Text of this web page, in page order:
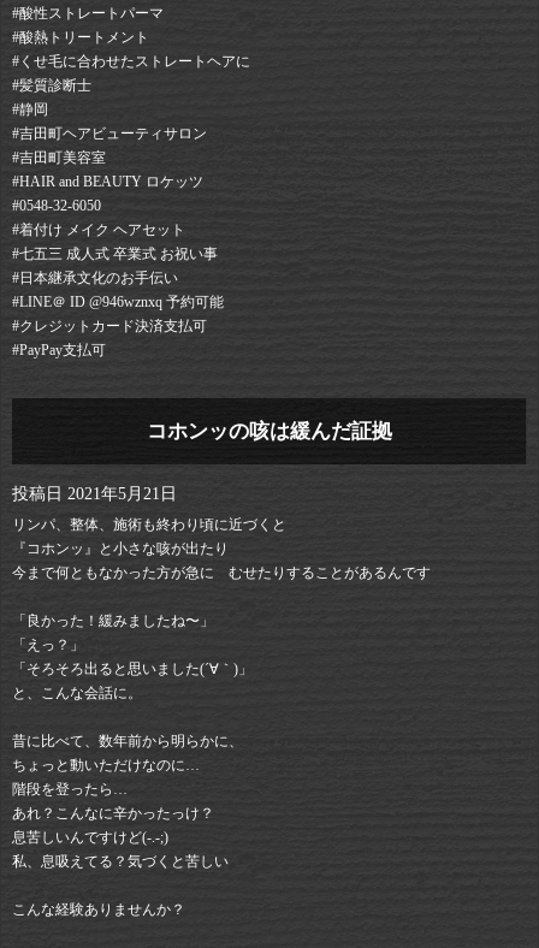
#酸性ストレートパーマ⠀
#酸熱トリートメント⠀
#くせ毛に合わせたストレートヘアに⠀
#髪質診断士
#静岡⠀
#吉田町ヘアビューティサロン⠀
#吉田町美容室⠀
#HAIR and BEAUTY ロケッツ⠀
#0548-32-6050⠀
#着付け メイク ヘアセット⠀
#七五三 成人式 卒業式 お祝い事⠀
#日本継承文化のお手伝い⠀
#LINE＠ ID @946wznxq 予約可能⠀
#クレジットカード決済支払可⠀
#PayPay支払可
コホンッの咳は緩んだ証拠
投稿日 2021年5月21日
リンパ、整体、施術も終わり頃に近づくと
『コホンッ』と小さな咳が出たり
今まで何ともなかった方が急に むせたりすることがあるんです
「良かった！緩みましたね〜」
「えっ？」
「そろそろ出ると思いました(´∀｀)」
と、こんな会話に。
昔に比べて、数年前から明らかに、
ちょっと動いただけなのに…
階段を登ったら…
あれ？こんなに辛かったっけ？
息苦しいんですけど(-.-;)
私、息吸えてる？気づくと苦しい
こんな経験ありませんか？